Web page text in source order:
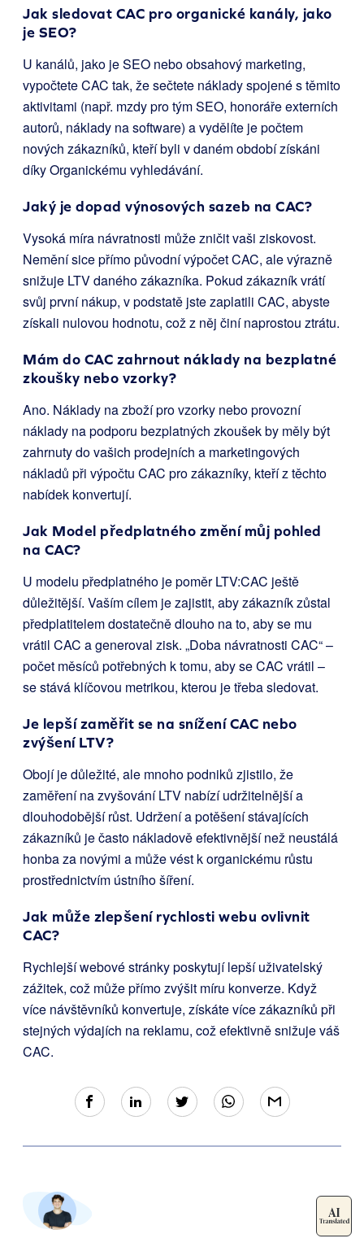
Jak sledovat CAC pro organické kanály, jako
je SEO?
U kanálů, jako je SEO nebo obsahový marketing,
vypočtete CAC tak, že sečtete náklady spojené s těmito
aktivitami (např. mzdy pro tým SEO, honoráře externích
autorů, náklady na software) a vydělíte je počtem
nových zákazníků, kteří byli v daném období získáni
díky Organickému vyhledávání.
Jaký je dopad výnosových sazeb na CAC?
Vysoká míra návratnosti může zničit vaši ziskovost.
Nemění sice přímo původní výpočet CAC, ale výrazně
snižuje LTV daného zákazníka. Pokud zákazník vrátí
svůj první nákup, v podstatě jste zaplatili CAC, abyste
získali nulovou hodnotu, což z něj činí naprostou ztrátu.
Mám do CAC zahrnout náklady na bezplatné
zkoušky nebo vzorky?
Ano. Náklady na zboží pro vzorky nebo provozní
náklady na podporu bezplatných zkoušek by měly být
zahrnuty do vašich prodejních a marketingových
nákladů při výpočtu CAC pro zákazníky, kteří z těchto
nabídek konvertují.
Jak Model předplatného změní můj pohled
na CAC?
U modelu předplatného je poměr LTV:CAC ještě
důležitější. Vaším cílem je zajistit, aby zákazník zůstal
předplatitelem dostatečně dlouho na to, aby se mu
vrátil CAC a generoval zisk. „Doba návratnosti CAC“ –
počet měsíců potřebných k tomu, aby se CAC vrátil –
se stává klíčovou metrikou, kterou je třeba sledovat.
Je lepší zaměřit se na snížení CAC nebo
zvýšení LTV?
Obojí je důležité, ale mnoho podniků zjistilo, že
zaměření na zvyšování LTV nabízí udržitelnější a
dlouhodobější růst. Udržení a potěšení stávajících
zákazníků je často nákladově efektivnější než neustálá
honba za novými a může vést k organickému růstu
prostřednictvím ústního šíření.
Jak může zlepšení rychlosti webu ovlivnit
CAC?
Rychlejší webové stránky poskytují lepší uživatelský
zážitek, což může přímo zvýšit míru konverze. Když
více návštěvníků konvertuje, získáte více zákazníků při
stejných výdajích na reklamu, což efektivně snižuje váš
CAC.